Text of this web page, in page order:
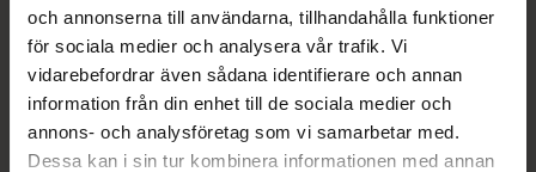
och annonserna till användarna, tillhandahålla funktioner
för sociala medier och analysera vår trafik. Vi
vidarebefordrar även sådana identifierare och annan
information från din enhet till de sociala medier och
annons- och analysföretag som vi samarbetar med.
Dessa kan i sin tur kombinera informationen med annan
Beskrivning Dölj
Läs alltid bipacksedeln innan
användning.